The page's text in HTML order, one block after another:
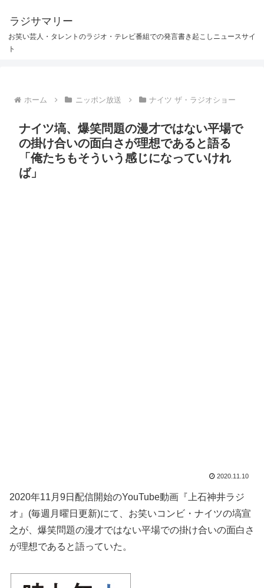
ラジサマリー
お笑い芸人・タレントのラジオ・テレビ番組での発言書き起こしニュースサイ
ト
ホーム ニッポン放送 ナイツ ザ・ラジオショー
ナイツ塙、爆笑問題の漫才ではない平場で
の掛け合いの面白さが理想であると語る
「俺たちもそういう感じになっていけれ
ば」
2020.11.10
2020年11月9日配信開始のYouTube動画『上石神井ラジ
オ』(毎週月曜日更新)にて、お笑いコンビ・ナイツの塙宣
之が、爆笑問題の漫才ではない平場での掛け合いの面白さ
が理想であると語っていた。